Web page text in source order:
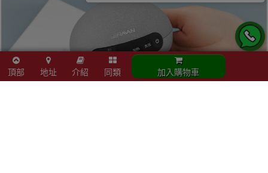
頂部 地址 介紹 同類 加入購物車